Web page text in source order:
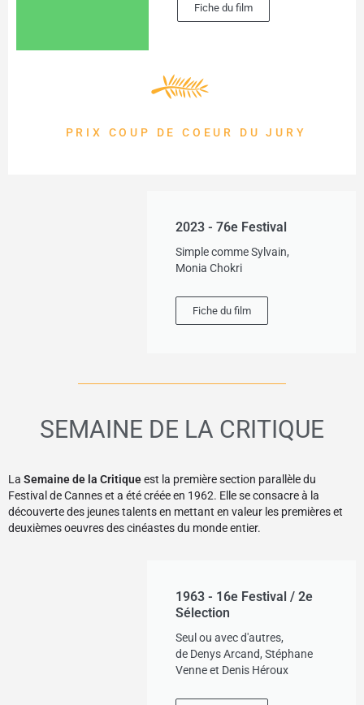
Fiche du film
PRIX COUP DE COEUR DU JURY
2023 - 76e Festival
Simple comme Sylvain,
Monia Chokri
Fiche du film
SEMAINE DE LA CRITIQUE
La Semaine de la Critiqueest la première section parallèle du
Festival de Cannes et a été créée en 1962. Elle se consacre à la
découverte des jeunes talents en mettant en valeur les premières et
deuxièmes oeuvres des cinéastes du monde entier.
1963 - 16e Festival / 2e
Sélection
Seul ou avec d'autres,
de Denys Arcand, Stéphane
Venne et Denis Héroux